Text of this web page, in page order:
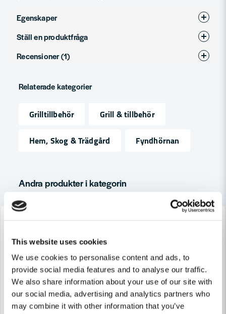
This website uses cookies
We use cookies to personalise content and ads, to
provide social media features and to analyse our traffic.
We also share information about your use of our site with
our social media, advertising and analytics partners who
may combine it with other information that you’ve
Egenskaper
Produkttyp Servering & Förberedelse
Ställ en produktfråga
question
Fråga oss något om denna produkten...
nameNamn
Skicka fråga
Recensioner (1)
Patric
Relaterade kategorier
Grilltillbehör
Grill & tillbehör
Hem, Skog & Trädgård
Fyndhörnan
Andra produkter i kategorin